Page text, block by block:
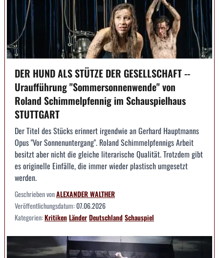
DER HUND ALS STÜTZE DER GESELLSCHAFT --
Uraufführung "Sommersonnenwende" von
Roland Schimmelpfennig im Schauspielhaus
STUTTGART
Der Titel des Stücks erinnert irgendwie an Gerhard Hauptmanns
Opus "Vor Sonnenuntergang". Roland Schimmelpfennigs Arbeit
besitzt aber nicht die gleiche literarische Qualität. Trotzdem gibt
es originelle Einfälle, die immer wieder plastisch umgesetzt
werden.
Geschrieben vonALEXANDER WALTHER
Veröffentlichungsdatum:07.06.2026
Kategorien:KritikenLänderDeutschlandSchauspiel